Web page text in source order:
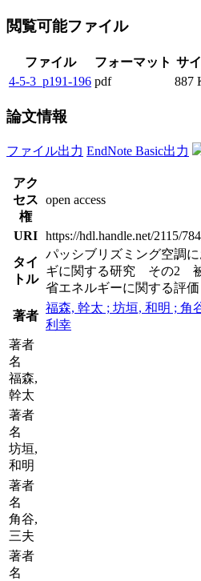
閲覧可能ファイル
ファイル フォーマット サ
4-5-3_p191-196 pdf 887
論文情報
ファイル出力 EndNote Basic出力
アク
セス
権
open access
URI https://hdl.handle.net/2115/
タイ
トル
パッシブリズミング空調
ギに関する研究 その2
省エネルギーに関する評価
著者
福森, 幹太 ; 坊垣, 和明 ; 角
利幸
著者
名
福森,
幹太
著者
名
坊垣,
和明
著者
名
角谷,
三夫
著者
名